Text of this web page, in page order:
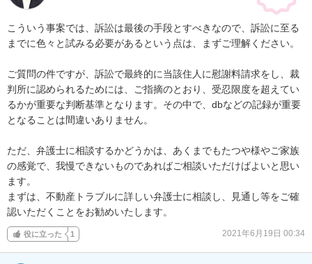
こういう事案では、訴訟は最後の手段とすべきなので、訴訟に至る
までに色々と試みる必要があるという点は、まずご理解ください。
ご質問の件ですが、訴訟で最終的に当該住人に慰謝料請求をし、裁
判所に認められるためには、ご指摘のとおり、受忍限度を超えてい
るかが重要な判断基準となります。その中で、dbなどの記録が重要
となることは間違いありません。
ただ、弁護士に相談するかどうかは、あくまでもたつや様やご家族
の感覚で、我慢できないものであればご相談いただけばよいと思い
ます。
まずは、不動産トラブルに詳しい弁護士に相談し、見通し等をご確
認いただくことをお勧めいたします。
役に立った 1 2021年6月19日 00:34